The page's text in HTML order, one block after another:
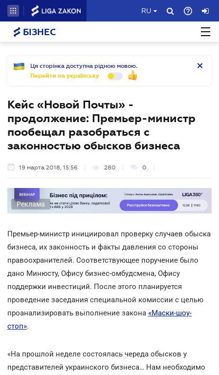
RU
БІЗНЕС
Ця сторінка доступна рідною мовою.
Перейти на українську
Кейс «Новой Почты» -
продолжение: Премьер-министр
пообещал разобраться с
законностью обысков бизнеса
19 марта 2018, 15:56 280 0
Реклама
Премьер-министр инициировал проверку случаев обыска
бизнеса, их законность и факты давления со стороны
правоохранителей. Соответствующее поручение было
дано Минюсту, Офису бизнес-омбудсмена, Офису
поддержки инвестиций. После этого планируется
проведение заседания специальной комиссии с целью
проанализировать выполнение закона «Маски-шоу-
стоп».
«На прошлой неделе состоялась череда обысков у
представителей украинского бизнеса… Нам необходимо